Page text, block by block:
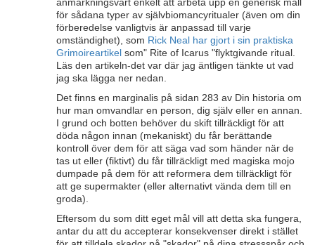
för sådana typer av självbiomancyritualer (även om din
förberedelse vanligtvis är anpassad till varje
omständighet), som Rick Neal har gjort i sin praktiska
Grimoireartikel som" Rite of Icarus "flyktgivande ritual.
Läs den artikeln-det var där jag äntligen tänkte ut vad
jag ska lägga ner nedan.
Det finns en marginalis på sidan 283 av Din historia om
hur man omvandlar en person, dig själv eller en annan.
I grund och botten behöver du skift tillräckligt för att
döda någon innan (mekaniskt) du får berättande
kontroll över dem för att säga vad som händer när de
tas ut eller (fiktivt) du får tillräckligt med magiska mojo
dumpade på dem för att reformera dem tillräckligt för
att ge supermakter (eller alternativt vända dem till en
groda).
Eftersom du som ditt eget mål vill att detta ska fungera,
antar du att du accepterar konsekvenser direkt i stället